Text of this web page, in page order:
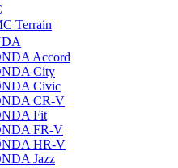
Terrain
Accord
City
Civic
CR-V
Fit
FR-V
HR-V
Jazz